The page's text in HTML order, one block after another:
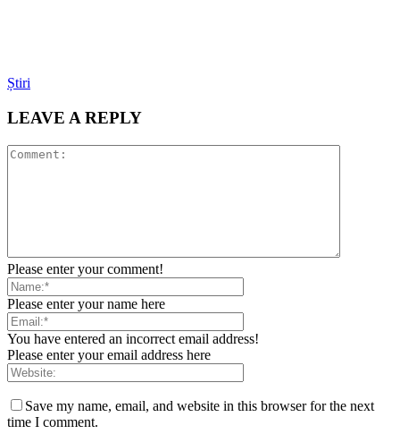
Știri
LEAVE A REPLY
Please enter your comment!
Please enter your name here
You have entered an incorrect email address!
Please enter your email address here
Save my name, email, and website in this browser for the next
time I comment.